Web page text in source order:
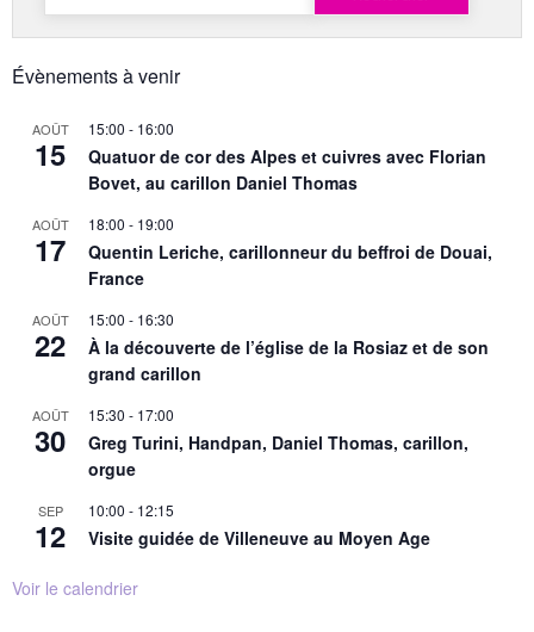
Évènements à venir
AOÛT
15
15:00 - 16:00
Quatuor de cor des Alpes et cuivres avec Florian
Bovet, au carillon Daniel Thomas
AOÛT
17
18:00 - 19:00
Quentin Leriche, carillonneur du beffroi de Douai,
France
AOÛT
22
15:00 - 16:30
À la découverte de l’église de la Rosiaz et de son
grand carillon
AOÛT
30
15:30 - 17:00
Greg Turini, Handpan, Daniel Thomas, carillon,
orgue
SEP
12
10:00 - 12:15
Visite guidée de Villeneuve au Moyen Age
Voir le calendrier